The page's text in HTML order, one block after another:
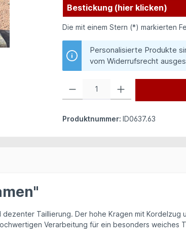
Bestickung (hier klicken)
Die mit einem Stern (*) markierten
Personalisierte Produkte
vom Widerrufsrecht
Produktnummer: ID0637.63
Taillierung. Der hohe Kragen mit Kordelzug
Verarbeitung für ein besonders weiches